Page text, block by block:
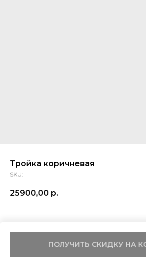
Тройка коричневая
SKU:
25900,00 р.
ПОЛУЧИТЬ СКИДКУ НА